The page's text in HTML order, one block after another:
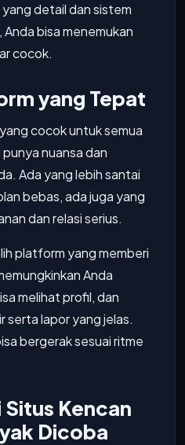
detail dan sistem
bisa menemukan
cocok.
yang Tepat
cocok untuk semua
nuansa dan
Ada yang lebih santai
bebas, ada juga yang
dan relasi serius.
platform yang memberi
Anda
melihat profil, dan
serta lapor yang jelas.
bergerak sesuai ritme
Kencan
Dicoba